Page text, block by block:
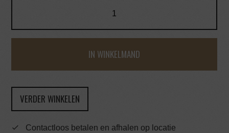
IN WINKELMAND
VERDER WINKELEN
Contactloos betalen en afhalen op locatie